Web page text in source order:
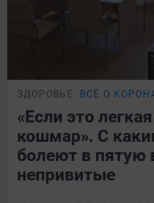
ЗДОРОВЬЕ ВСЁ О
«Если это
кошмар». С
болеют в пятую
непривитые